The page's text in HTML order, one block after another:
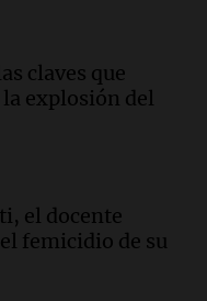
simular robo
claves que
explosión del
el docente
femicidio de su